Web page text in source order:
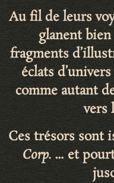
Au fil de leurs
glanent
fragments
éclats d’univers
comme autant
vers
Ces trésors sont
Corp.… et